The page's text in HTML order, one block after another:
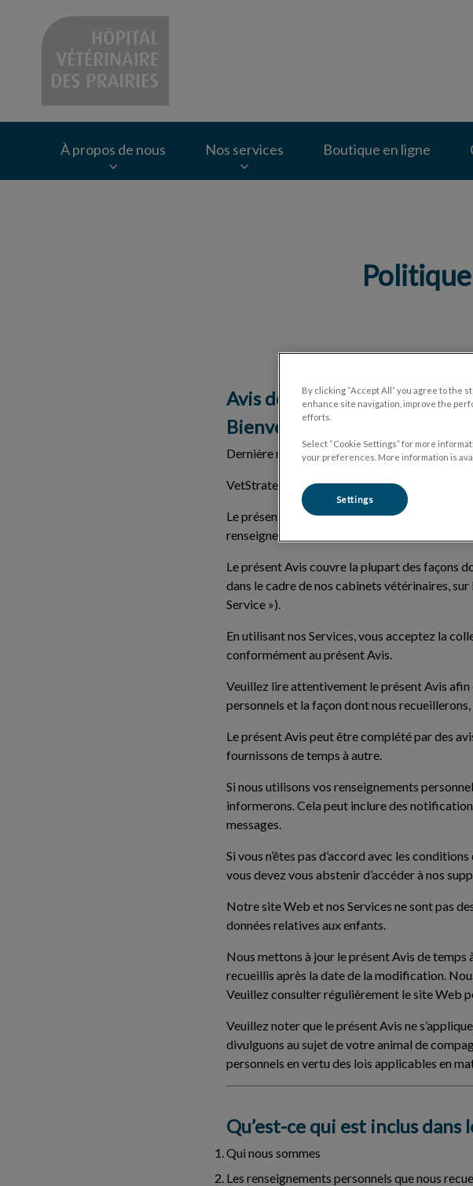
À propos de nous Nos services Boutique en ligne
Avis de confidentialité
Bienvenue
Dernière mise à jour : 01 Septembre 2025
VetStrategy Canada Holdings Inc. (« nous », «
Le présent Avis de confidentialité (l’«
»)
renseignements vous concernant, avec qui
Le présent Avis couvre la plupart des façons
dans le cadre de nos cabinets vétérinaires,
Service »).
En utilisant nos Services, vous acceptez la
conformément au présent Avis.
Veuillez lire attentivement le présent Avis
personnels et la façon dont nous
Le présent Avis peut être complété par des
fournissons de temps à autre.
Si nous utilisons vos renseignements
informerons. Cela peut inclure des
messages.
Si vous n’êtes pas d’accord avec les
vous devez vous abstenir d’accéder à nos
Notre site Web et nos Services ne sont pas
données relatives aux enfants.
Nous mettons à jour le présent Avis de temps
recueillis après la date de la modification.
Veuillez consulter régulièrement le site Web
Veuillez noter que le présent Avis ne
divulguons au sujet de votre animal de
personnels en vertu des lois applicables en
Qu’est-ce qui est inclus dans
Qui nous sommes
Les renseignements personnels que nous
By clicking “Accept All” you agree to the
enhance site navigation, improve the
efforts.
Select “Cookie Settings” for more
your preferences. More information is
Settings